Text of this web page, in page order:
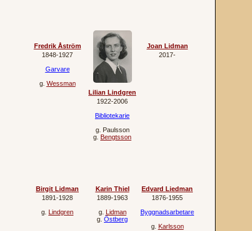
Fredrik Åström
1848‐1927
Garvare
g. Wessman
Lilian Lindgren
1922‐2006
Bibliotekarie
g. Paulsson
g. Bengtsson
Joan Lidman
2017‐
Birgit Lidman
1891‐1928
g. Lindgren
Karin Thiel
1889‐1963
g. Lidman
g. Östberg
Edvard Liedman
1876‐1955
Byggnadsarbetare
g. Karlsson